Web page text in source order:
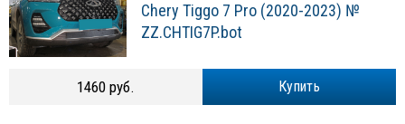
Chery Tiggo 7 Pro (2020-2023) №
ZZ.CHTIG7P.bot
Купить
1460 руб.